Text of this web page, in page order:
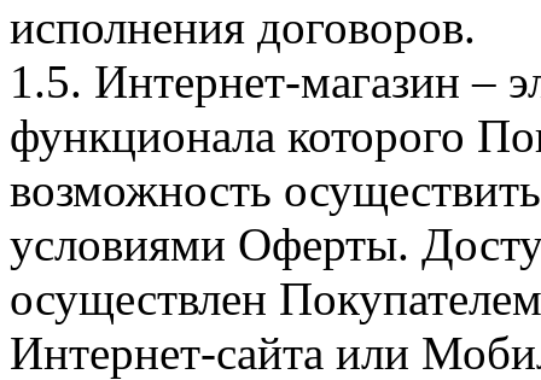
исполнения договоров.
1.5. Интернет-магазин –
функционала которого
возможность
условиями Оферты.
осуществлен
Интернет-сайта или